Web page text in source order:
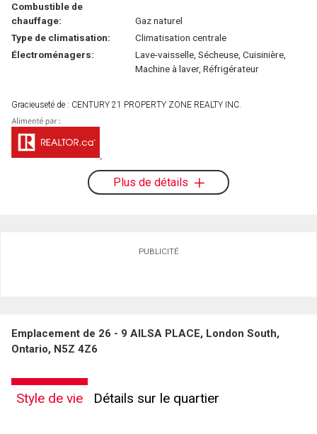
Combustible de
chauffage:
Gaz naturel
Type de climatisation:
Climatisation centrale
Électroménagers:
Lave-vaisselle, Sécheuse, Cuisinière,
Machine à laver, Réfrigérateur
Gracieuseté de : CENTURY 21 PROPERTY ZONE REALTY INC.
Plus de détails
PUBLICITÉ
Emplacement de 26 - 9 AILSA PLACE, London South,
Ontario, N5Z 4Z6
Style de vie Détails sur le quartier